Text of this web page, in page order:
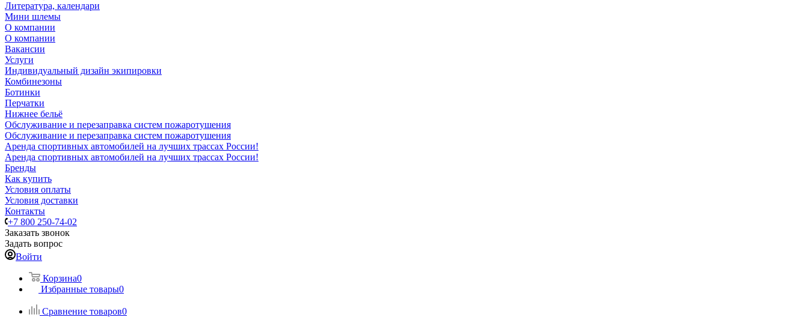
Литература, календари
Мини шлемы
О компании
О компании
Вакансии
Услуги
Индивидуальный дизайн экипировки
Комбинезоны
Ботинки
Перчатки
Нижнее бельё
Обслуживание и перезаправка систем пожаротушения
Обслуживание и перезаправка систем пожаротушения
Аренда спортивных автомобилей на лучших трассах России!
Аренда спортивных автомобилей на лучших трассах России!
Бренды
Как купить
Условия оплаты
Условия доставки
Контакты
+7 800 250-74-02
Заказать звонок
Задать вопрос
Войти
Корзина0
Избранные товары0
Сравнение товаров0